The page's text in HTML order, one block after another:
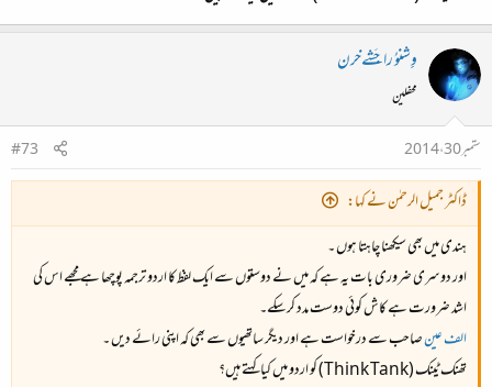
وِِشنوُ راجَشےخرن
محفلین
ستمبر 30، 2014
#73
ڈاکٹر جمیل الرحمٰن نے کہا:
ہندی میں بھی سیکھنا چاہتا ہوں ۔
اور دوسری ضروری بات یہ ہے کہ میں نے دوستوں سے ایک لفظ کا اردو ترجمہ پوچھا ہے مجھے اس کی
اشد ضرورت ہے کاش کوئی دوست مدد کرسکے۔
الف عینصاحب سے درخواست ہے اور دیگر ساتھیوں سے بھی کہ اپنی رائے دیں ۔
تھنک ٹینک (Think Tank) کو اردو میں کیا کہتے ہیں؟